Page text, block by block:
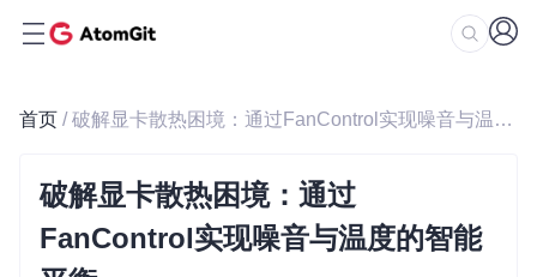
首页 / 破解显卡散热困境：通过FanControl实现噪音与温度的智能平衡
破解显卡散热困境：通过
FanControl实现噪音与温度的智能